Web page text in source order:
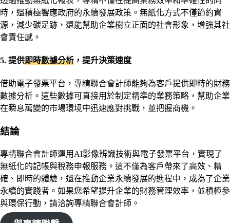
時，還積極響應政府的永續發展政策。無紙化方式不僅節約資
源，減少碳足跡，還能幫助企業樹立正面的社會形象，增強其社
會責任感。
5. 提供即時數據分析 ，提升決策速度
借助電子發票平台，專精聯合會計師能夠為客戶提供即時的財務
數據分析。這些數據可直接用於制定精準的業務策略，幫助企業
在瞬息萬變的市場環境中迅速應對挑戰，並把握商機。
結論
專精聯合會計師運用AI影像辨識技術與電子發票平台，實現了
無紙化的記帳與稅務申報服務。這不僅為客戶帶來了高效、精
確、即時的體驗，還在推動企業永續發展的進程中，成為了企業
永續的實踐者。如果您希望提升企業的財務管理效率，並積極參
與環保行動，請洽詢專精聯合會計師。